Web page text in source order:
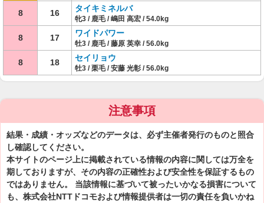
8 16 タイキミネルバ
牝3 / 鹿毛 / 嶋田 高宏 / 54.0kg
8 17 ワイドパワー
牡3 / 鹿毛 / 藤原 英幸 / 56.0kg
8 18 セイリョウ
牡3 / 栗毛 / 安藤 光彰 / 56.0kg
注意事項
結果・成績・オッズなどのデータは、必ず主催者発行のものと照合
し確認してください。
本サイトのページ上に掲載されている情報の内容に関しては万全を
期しておりますが、その内容の正確性および安全性を保証するもの
ではありません。 当該情報に基づいて被ったいかなる損害について
も、株式会社NTTドコモおよび情報提供者は一切の責任を負いかね